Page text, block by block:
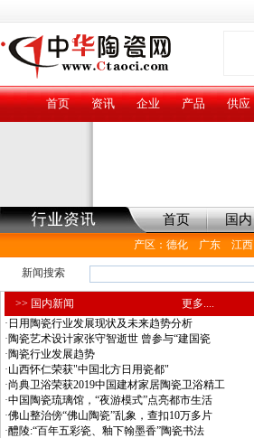
首页 资讯 企业 产品 供应
首页 国内
产区 ： 德化 广东 江西
新闻搜索
>> 国内新闻
更多....
· 日用陶瓷行业发展现状及未来趋势分析
·陶瓷艺术设计家张守智逝世 曾参与“建国瓷
·陶瓷行业发展趋势
·山西怀仁荣获"中国北方日用瓷都"
·尚典卫浴荣获2019中国建材家居陶瓷卫浴精工
·中国陶瓷琉璃馆，“夜游模式”点亮都市生活
·佛山整治傍“佛山陶瓷”乱象，查扣10万多片
·醴陵:“百年五彩瓷、釉下翰墨香”陶瓷书法